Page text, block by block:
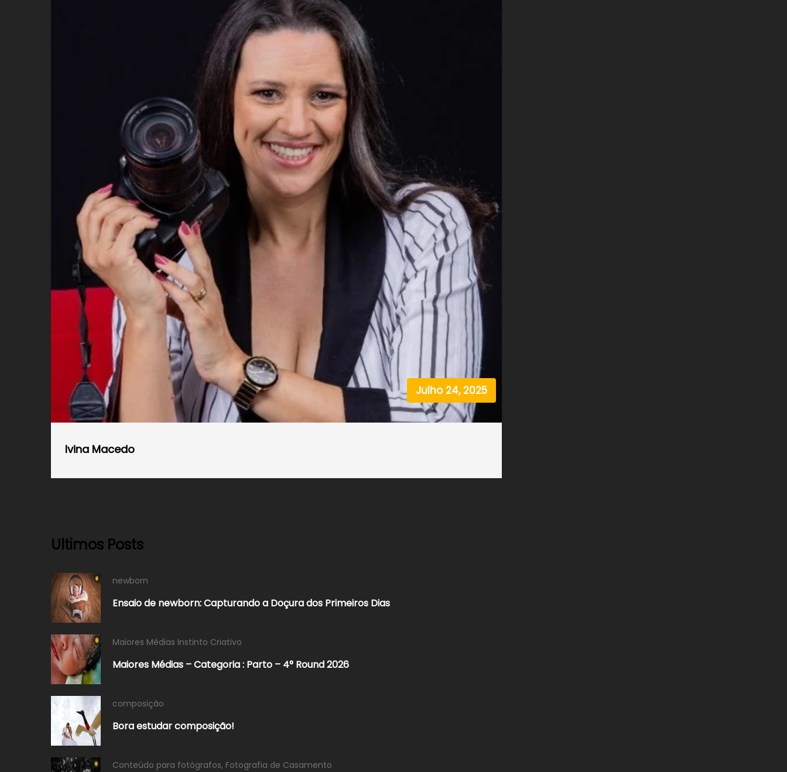
Julho 24, 2025
Ivina Macedo
Ultimos Posts
newborn
Ensaio de newborn: Capturando a Doçura dos Primeiros Dias
Maiores Médias Instinto Criativo
Maiores Médias – Categoria : Parto – 4° Round 2026
composição
Bora estudar composição!
Conteúdo para fotógrafos, Fotografia de Casamento